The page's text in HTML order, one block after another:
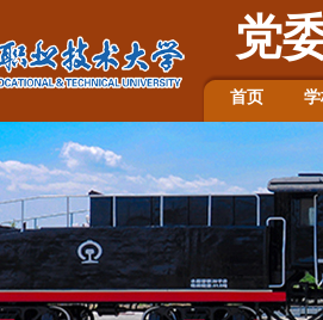
党
首页